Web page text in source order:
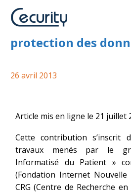
Dossier médical
protection des
26 avril 2013
Article mis en ligne le 21 juillet
Cette contribution s’inscrit
travaux menés par le
Informatisé du Patient »
(Fondation Internet
CRG (Centre de Recherche en